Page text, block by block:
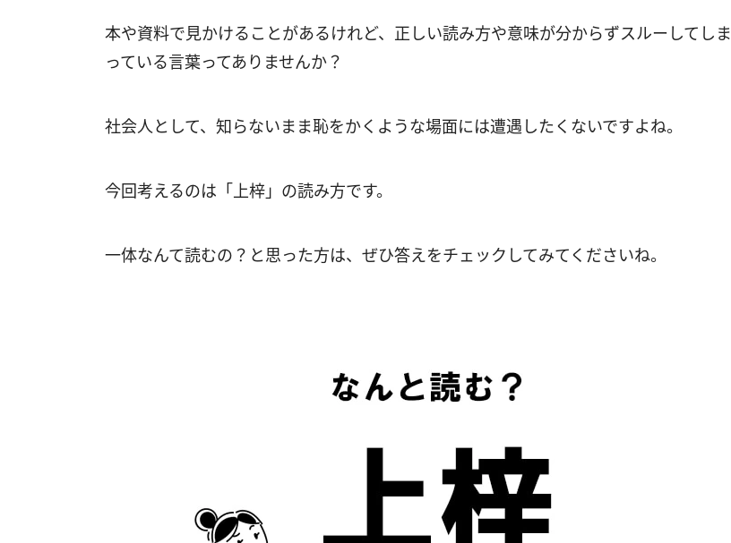
本や資料で見かけることがあるけれど、正しい読み方や意味が分からずスルーしてしま
っている言葉ってありませんか？
社会人として、知らないまま恥をかくような場面には遭遇したくないですよね。
今回考えるのは「上梓」の読み方です。
一体なんて読むの？と思った方は、ぜひ答えをチェックしてみてくださいね。